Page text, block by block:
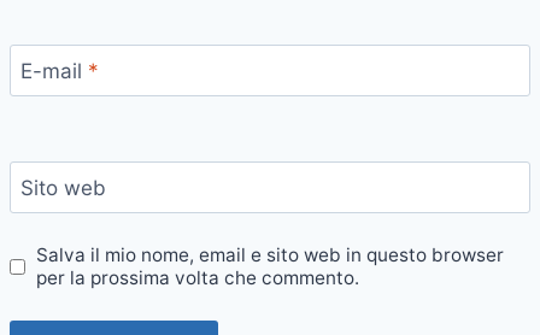
E-mail *
Sito web
Salva il mio nome, email e sito web in questo browser
per la prossima volta che commento.